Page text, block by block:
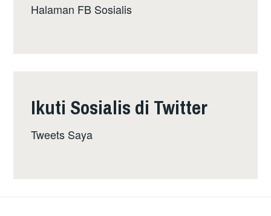
Halaman FB Sosialis
Ikuti Sosialis di Twitter
Tweets Saya